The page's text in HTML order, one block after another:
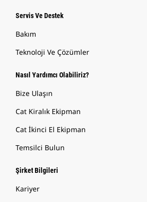
Servis Ve Destek
Bakım
Teknoloji Ve Çözümler
Nasıl Yardımcı Olabiliriz?
Bize Ulaşın
Cat Kiralık Ekipman
Cat İkinci El Ekipman
Temsilci Bulun
Şirket Bilgileri
Kariyer